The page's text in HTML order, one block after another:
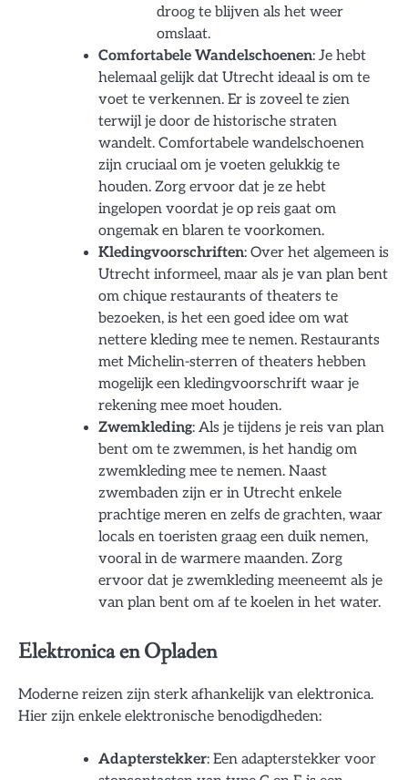
droog te blijven als het weer
omslaat.
Comfortabele Wandelschoenen: Je hebt
helemaal gelijk dat Utrecht ideaal is om te
voet te verkennen. Er is zoveel te zien
terwijl je door de historische straten
wandelt. Comfortabele wandelschoenen
zijn cruciaal om je voeten gelukkig te
houden. Zorg ervoor dat je ze hebt
ingelopen voordat je op reis gaat om
ongemak en blaren te voorkomen.
Kledingvoorschriften: Over het algemeen is
Utrecht informeel, maar als je van plan bent
om chique restaurants of theaters te
bezoeken, is het een goed idee om wat
nettere kleding mee te nemen. Restaurants
met Michelin-sterren of theaters hebben
mogelijk een kledingvoorschrift waar je
rekening mee moet houden.
Zwemkleding: Als je tijdens je reis van plan
bent om te zwemmen, is het handig om
zwemkleding mee te nemen. Naast
zwembaden zijn er in Utrecht enkele
prachtige meren en zelfs de grachten, waar
locals en toeristen graag een duik nemen,
vooral in de warmere maanden. Zorg
ervoor dat je zwemkleding meeneemt als je
van plan bent om af te koelen in het water.
Elektronica en Opladen
Moderne reizen zijn sterk afhankelijk van elektronica.
Hier zijn enkele elektronische benodigdheden:
Adapterstekker: Een adapterstekker voor